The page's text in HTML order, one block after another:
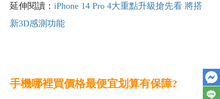
延伸閱讀： iPhone 14 Pro 4大重點升級搶先看 將搭
新3D感測功能
手機哪裡買價格最便宜划算有保障?